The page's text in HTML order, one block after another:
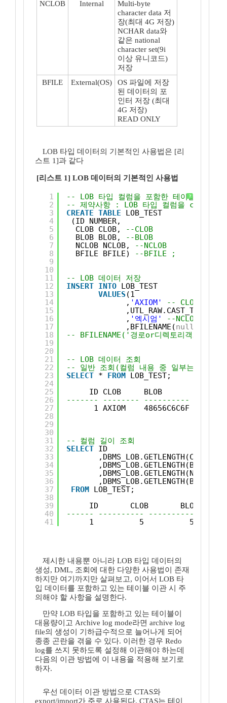
NCLOB
Internal
Multi-byte
character data 저
장(최대 4G 저장)
NCHAR data와
같은 national
character set(9i
이상 유니코드)
저장
BFILE
External(OS)
OS 파일에 저장
된 데이터의 포
인터 저장 (최대
4G 저장)
READ ONLY
LOB 타입 데이터의 기본적인 사용법은 [리
스트 1]과 같다
[리스트 1] LOB 데이터의 기본적인 사용법
?
1
2
3
4
5
6
7
8
9
10
11
12
13
14
15
16
17
18
19
20
21
22
23
24
25
26
27
28
29
30
31
32
33
34
35
36
37
38
39
40
41
-- LOB 타입 컬럼을 포함한 테이블 생성
-- 제약사항 : LOB 타입 컬럼을 cluster
CREATE TABLE
LOB_TEST
(ID NUMBER,
CLOB CLOB,
--CLOB
BLOB BLOB,
--BLOB
NCLOB NCLOB,
--NCLOB
BFILE BFILE)
--BFILE ;
-- LOB 데이터 저장
INSERT INTO LOB_TEST
VALUES (1
, 'AXIOM'
-- CLOB
,UTL_RAW.CAST_TO_RAW(
, '엑시엄'
--NCLOB
,BFILENAME(null
-- BFILENAME('경로or디렉토리객체명','
-- LOB 데이터 조회
-- 일반 조회(컬럼 내용 중 일부는 조회되
SELECT * FROM LOB_TEST;
ID CLOB     BLOB       NCLOB
------- -------- ---------- ------
1 AXIOM    48656C6C6F 엑시
-- 컬럼 길이 조회
SELECT ID
,DBMS_LOB.GETLENGTH(CLOB)
,DBMS_LOB.GETLENGTH(BLOB)
,DBMS_LOB.GETLENGTH(NCLOB)
,DBMS_LOB.GETLENGTH(BFILE)
FROM LOB_TEST;
ID       CLOB       BLOB
------ ---------- ----------
1          5          5
제시한 내용뿐 아니라 LOB 타입 데이터의
생성, DML, 조회에 대한 다양한 사용법이 존재
하지만 여기까지만 살펴보고, 이어서 LOB 타
입 데이터를 포함하고 있는 테이블 이관 시 주
의해야 할 사항을 설명한다.
만약 LOB 타입을 포함하고 있는 테이블이
대용량이고 Archive log mode라면 archive log
file의 생성이 기하급수적으로 늘어나게 되어
종종 곤란을 겪을 수 있다. 이러한 경우 Redo
log를 쓰지 못하도록 설정해 이관해야 하는데
다음의 이관 방법에 이 내용을 적용해 보기로
하자.
우선 데이터 이관 방법으로 CTAS와
export/import가 주로 사용된다. CTAS는 테이